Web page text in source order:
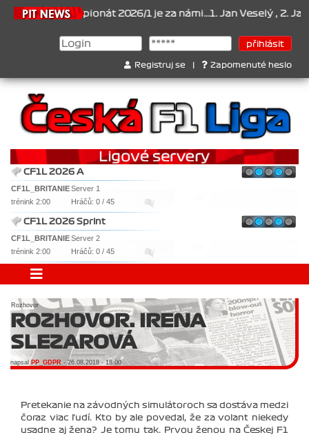
Šampionát 2026/1 je za námi...1. Jan Veselý , 2. Jan
Registruj se Zapomenuté heslo
CF1L 2026 A
CF1L_BRITANIEServer 1
trénink 2:00
Hráčů: 0 / 45
CF1L 2026 Sprint
CF1L_BRITANIEServer 2
trénink 2:00
Hráčů: 0 / 45
Rozhovor
ROZHOVOR: IRENA
SLEZAROVÁ
napsal PP_GDPR - 26.08.2018 - 18:00
Pretekanie na závodných simulátoroch sa dostáva medzi
čoraz viac ľudí. Kto by ale povedal, že za volant niekedy
usadne aj žena? Je tomu tak. Prvou ženou na Českej F1